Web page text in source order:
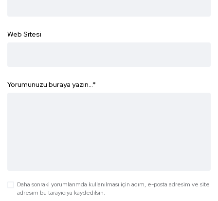
Web Sitesi
Yorumunuzu buraya yazın...*
Daha sonraki yorumlarımda kullanılması için adım, e-posta adresim ve site
adresim bu tarayıcıya kaydedilsin.